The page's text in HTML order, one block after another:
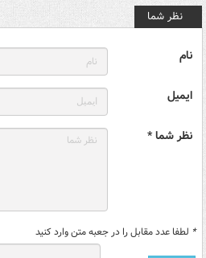
نظر شما
نام
ایمیل
نظر شما *
* لطفا عدد مقابل را در جعبه متن وارد کنید